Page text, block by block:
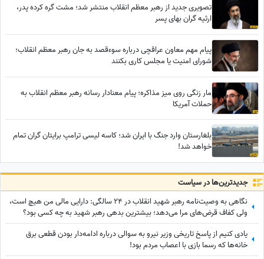
تصویری جدید از رهبر معظم انقلاب منتشر شد؛ مشت گره کرده پدر،
ارثیه گران بهای پسر
پیام مهم معاون عراقچی درباره سوءقصد به جان رهبر معظم انقلاب؛
شورای امنیت یا مجلس کاری بکنند
مار زنگی روی میز مذاکره؛ پیام معنادار رسانه رهبر معظم انقلاب به
حملات آمریکا
بلغارستان وارد جنگ با ایران شد؛ کاسه لیسی ترامپ برایتان گران تمام
خواهد شد!
جدید‌ترین‌ها در سیاست
نگاهی به وصیت‌نامه رهبر شهید انقلاب در 24 سالگی: دارایی مالی من هیچ است،
ولی کفاف قرض‌های مرا می‌دهد؛ بیشترین بدهی رهبر شهید به چه کسی بود؟
یادی کنیم از پاسخ تاریخی وزیر نیرو به سوالی درباره ادامه‌دار بودن قطعی برق
خانه‌ها که رسما بازی با اعصاب مردم بود!